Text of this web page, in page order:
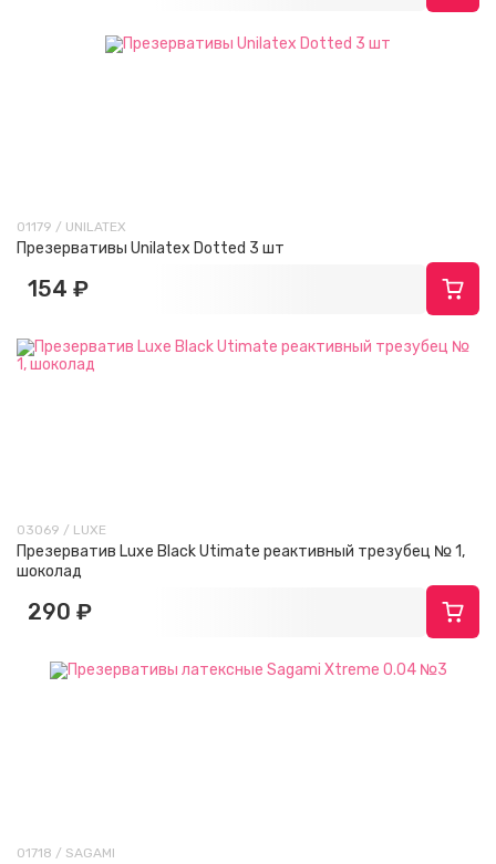
01179 / UNILATEX
Презервативы Unilatex Dotted 3 шт
154 ₽
03069 / LUXE
Презерватив Luxe Black Utimate реактивный трезубец № 1,
шоколад
290 ₽
01718 / SAGAMI